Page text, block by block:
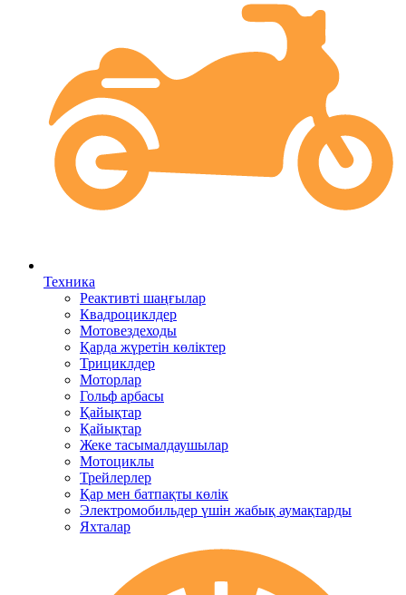
Техника
Реактивті шаңғылар
Квадроциклдер
Мотовездеходы
Қарда жүретін көліктер
Трициклдер
Моторлар
Гольф арбасы
Қайықтар
Қайықтар
Жеке тасымалдаушылар
Мотоциклы
Трейлерлер
Қар мен батпақты көлік
Электромобильдер үшін жабық аумақтарды
Яхталар